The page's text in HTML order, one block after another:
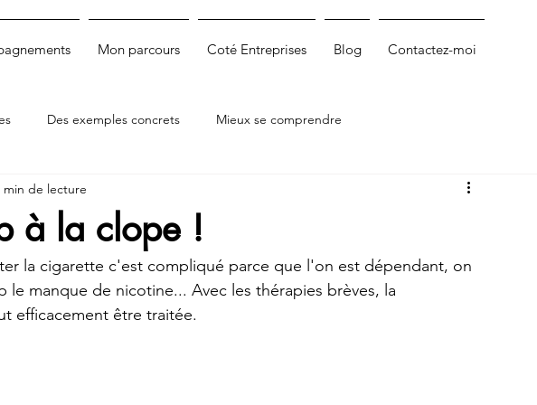
Mon parcours Coté Entreprises Blog Contactez-moi
Des exemples concrets Mieux se comprendre
à la clope !
min de lecture
la cigarette c'est compliqué parce que l'on est dépendant, on
le manque de nicotine... Avec les thérapies brèves, la
efficacement être traitée.